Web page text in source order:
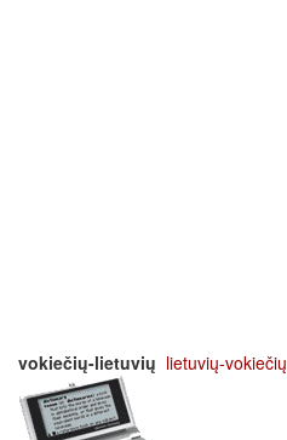
vokiečių-lietuvių lietuvių-vokiečių